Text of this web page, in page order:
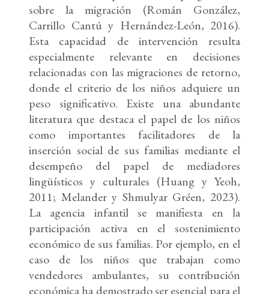
sobre la migración (Román González,
Carrillo Cantú y Hernández-León, 2016).
Esta capacidad de intervención resulta
especialmente relevante en decisiones
relacionadas con las migraciones de retorno,
donde el criterio de los niños adquiere un
peso significativo. Existe una abundante
literatura que destaca el papel de los niños
como importantes facilitadores de la
inserción social de sus familias mediante el
desempeño del papel de mediadores
lingüísticos y culturales (Huang y Yeoh,
2011; Melander y Shmulyar Gréen, 2023).
La agencia infantil se manifiesta en la
participación activa en el sostenimiento
económico de sus familias. Por ejemplo, en el
caso de los niños que trabajan como
vendedores ambulantes, su contribución
económica ha demostrado ser esencial para el